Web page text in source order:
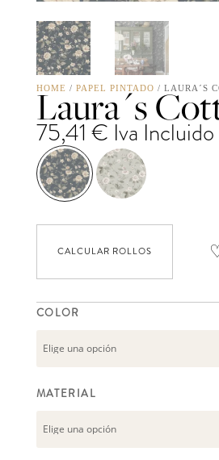
HOME / PAPEL PINTADO / LAURA´S
Laura´s
75,41 € Iva Incluido
CALCULAR ROLLOS
COLOR
MATERIAL